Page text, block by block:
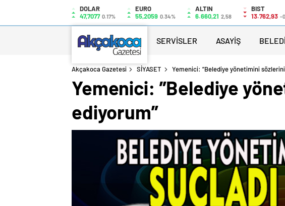
DOLAR
47,7077 0.17%
EURO
55,2059 0.34%
ALTIN
6.660,21 2,58
BIST
13.762,93 -
SERVİSLER ASAYİŞ
Akçakoca Gazetesi SİYASET Yemenici: ”Belediye yönetimini
Yemenici: ”Belediye
ediyorum”